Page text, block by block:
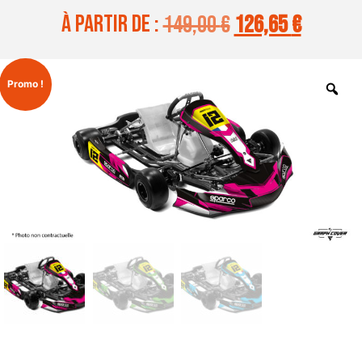
à partir de :149,00€ 126,65€
Promo !